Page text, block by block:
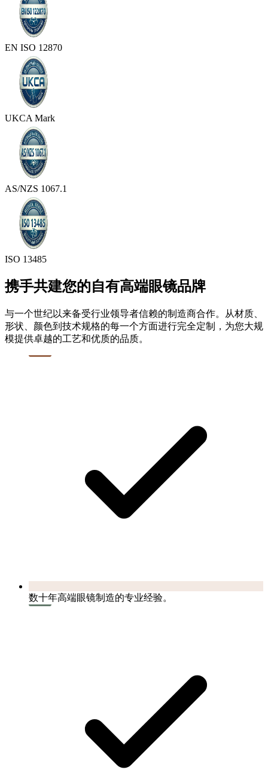
EN ISO 12870
UKCA Mark
AS/NZS 1067.1
ISO 13485
携手共建您的自有高端眼镜品牌
与一个世纪以来备受行业领导者信赖的制造商合作。从材质、
形状、颜色到技术规格的每一个方面进行完全定制，为您大规
模提供卓越的工艺和优质的品质。
数十年高端眼镜制造的专业经验。